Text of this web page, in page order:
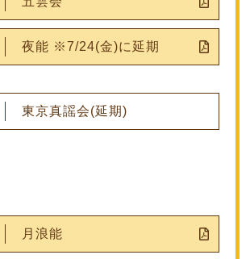
夜能 ※7/24(金)に延期
東京真謡会(延期)
月浪能